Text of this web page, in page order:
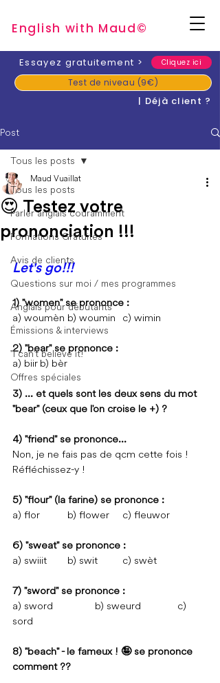
English with Maud©
​Essayez gratuitement > Cliquez ici
Test de niveau (9€)
| Déjà client ?
Post
Tous les posts
Parler anglais couramment
Formations Gratuites
Avis de clients
Questions sur moi / mes programmes
Anglais pour débutants
Émissions & interviews
"I can't believe it!"
Offres spéciales
Tous les posts
😍 Testez votre
prononciation !!!
Maud Vuaillat
Let's go!!!
1) "women" se prononce :
a) woumèn	b) woumin	c) wimin
2) "bear" se prononce :
a) biir	b) bèr
3) ... et quels sont les deux sens du mot
"bear" (ceux que l'on croise le +) ?
4) "friend" se prononce...
Non, je ne fais pas de qcm cette fois !
Réfléchissez-y !
5) "flour" (la farine) se prononce :
a) flor	b) flower	c) fleuwor
6) "sweat" se prononce :
a) swiiit	b) swit	c) swèt
7) "sword" se prononce :
a) sword		b) sweurd		c)
sord
8) "beach" - le fameux ! 🤪 se prononce
comment ??